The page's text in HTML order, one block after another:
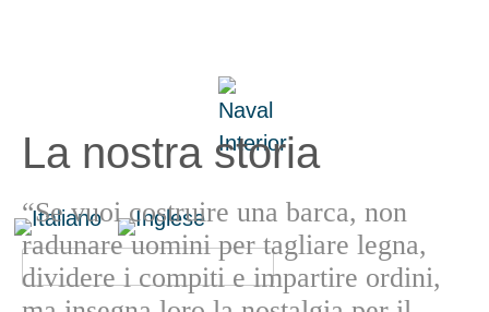
La nostra storia
“Se vuoi costruire una barca, non
radunare uomini per tagliare legna,
dividere i compiti e impartire ordini,